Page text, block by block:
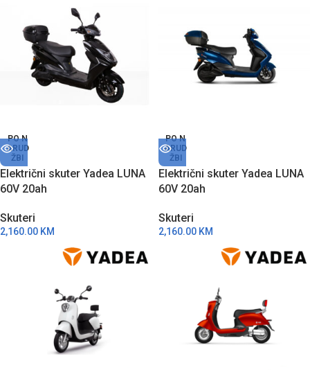
PO N
ARUD
ŽBI
Električni skuter Yadea LUNA
60V 20ah
Skuteri
2,160.00 KM
PO N
ARUD
ŽBI
Električni skuter Yadea LUNA
60V 20ah
Skuteri
2,160.00 KM